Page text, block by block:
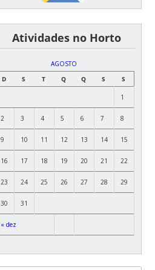
͏ ͏ ͏ ͏ ͏ ͏Atividades no Horto
AGOSTO
D
S T Q Q S S
« dez
1
2 3 4 5 6 7 8
9 10 11 12 13 14 15
16 17 18 19 20 21 22
23 24 25 26 27 28 29
30 31